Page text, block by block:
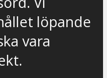
löpande
vara